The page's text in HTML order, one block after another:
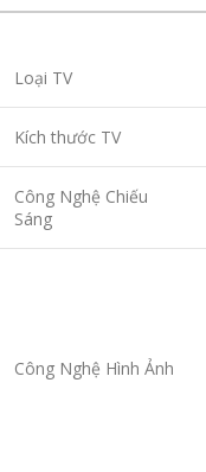
Loại TV
Kích thước TV
Công Nghệ Chiếu
Sáng
Công Nghệ Hình Ảnh